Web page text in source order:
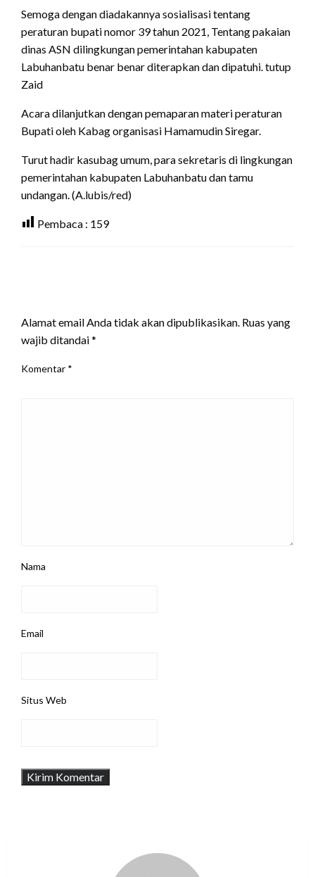
Semoga dengan diadakannya sosialisasi tentang
peraturan bupati nomor 39 tahun 2021, Tentang pakaian
dinas ASN dilingkungan pemerintahan kabupaten
Labuhanbatu benar benar diterapkan dan dipatuhi. tutup
Zaid
Acara dilanjutkan dengan pemaparan materi peraturan
Bupati oleh Kabag organisasi Hamamudin Siregar.
Turut hadir kasubag umum, para sekretaris di lingkungan
pemerintahan kabupaten Labuhanbatu dan tamu
undangan. (A.lubis/red)
Pembaca : 159
Alamat email Anda tidak akan dipublikasikan. Ruas yang
wajib ditandai*
Komentar *
Nama
Email
Situs Web